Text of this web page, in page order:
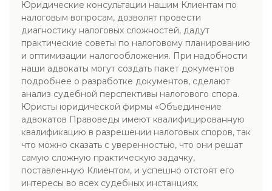
Юридические консультации нашим Клиентам по
налоговым вопросам, дозволят провести
диагностику налоговых сложностей, дадут
практические советы по налоговому планированию
и оптимизации налогообложения. При надобности
наши адвокаты могут создать пакет документов
подробнее о разработке документов, сделают
анализ судебной перспективы налогового спора.
Юристы юридической фирмы «Объединение
адвокатов Правоведы имеют квалифицированную
квалификацию в разрешении налоговых споров, так
что можно сказать с уверенностью, что они решат
самую сложную практическую задачку,
поставленную Клиентом, и успешно отстоят его
интересы во всех судебных инстанциях.